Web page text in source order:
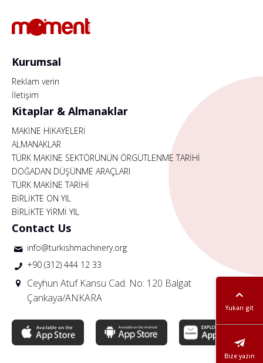
Yukarı git
Bize yazın
Kurumsal
Reklam verin
İletişim
Kitaplar & Almanaklar
MAKİNE HİKAYELERİ
ALMANAKLAR
TÜRK MAKİNE SEKTÖRÜNÜN ÖRGÜTLENME TARİHİ
DOĞADAN DÜŞÜNME ARAÇLARI
TÜRK MAKİNE TARİHİ
BİRLİKTE ON YIL
BİRLİKTE YİRMİ YIL
Contact Us
info@turkishmachinery.org
+90 (312) 444 12 33
Ceyhun Atuf Kansu Cad. No: 120 Balgat
Çankaya/ANKARA